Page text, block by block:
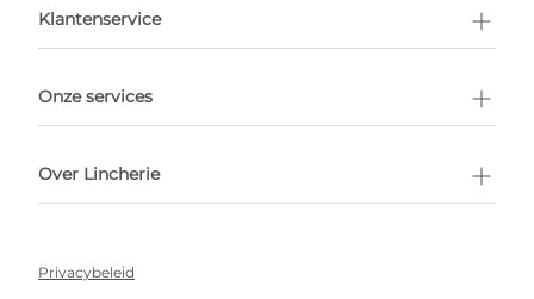
afspraak
Klantenservice
Onze services
Over Lincherie
Privacybeleid